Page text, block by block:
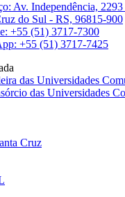
Av. Independência,
do Sul - RS, 96815-900
+55 (51) 3717-7300
+55 (51) 3717-7425